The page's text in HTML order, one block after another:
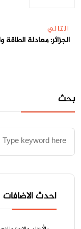
التالي
الجزائر: معادلة
بحث
احدث الاضافات